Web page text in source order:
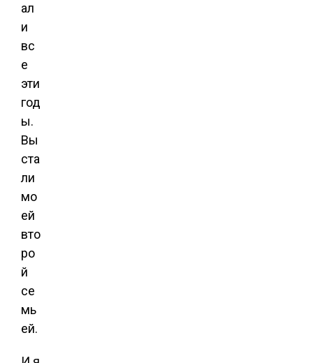
ал
и
вс
е
эти
год
ы.
Вы
ста
ли
мо
ей
вто
ро
й
се
мь
ей.